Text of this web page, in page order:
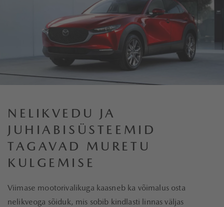
NELIKVEDU JA
JUHIABISÜSTEEMID
TAGAVAD MURETU
KULGEMISE
Viimase mootorivalikuga kaasneb ka võimalus osta
nelikveoga sõiduk, mis sobib kindlasti linnas väljas